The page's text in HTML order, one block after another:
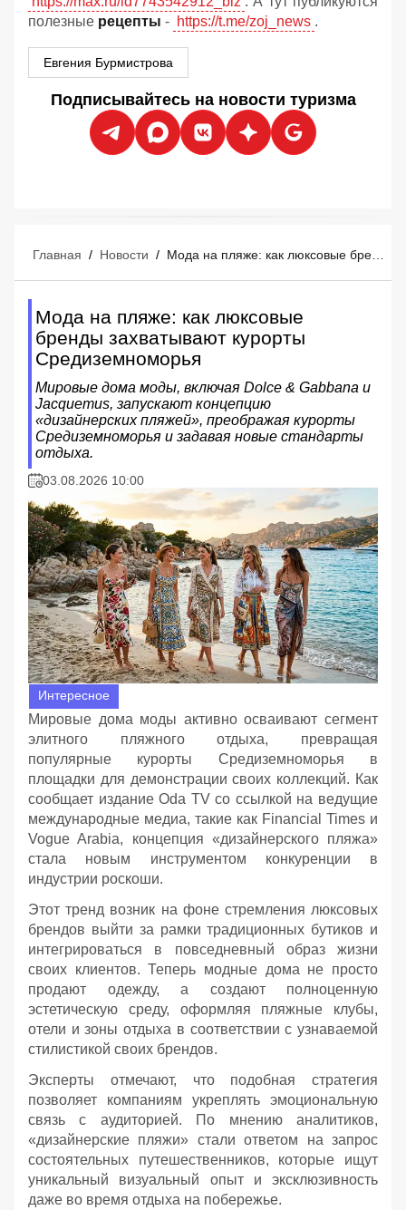
полезные рецепты - https://t.me/zoj_news .
Евгения Бурмистрова
Подписывайтесь на новости туризма
Главная / Новости / Мода на пляже: как люксовые бренды захватывают курорты Средиземноморья
Мода на пляже: как люксовые
бренды захватывают курорты
Средиземноморья
Мировые дома моды, включая Dolce & Gabbana и
Jacquemus, запускают концепцию
«дизайнерских пляжей», преображая курорты
Средиземноморья и задавая новые стандарты
отдыха.
03.08.2026 10:00
Интересное
Мировые дома моды активно осваивают сегмент
элитного пляжного отдыха, превращая
популярные курорты Средиземноморья в
площадки для демонстрации своих коллекций. Как
сообщает издание Oda TV со ссылкой на ведущие
международные медиа, такие как Financial Times и
Vogue Arabia, концепция «дизайнерского пляжа»
стала новым инструментом конкуренции в
индустрии роскоши.
Этот тренд возник на фоне стремления люксовых
брендов выйти за рамки традиционных бутиков и
интегрироваться в повседневный образ жизни
своих клиентов. Теперь модные дома не просто
продают одежду, а создают полноценную
эстетическую среду, оформляя пляжные клубы,
отели и зоны отдыха в соответствии с узнаваемой
стилистикой своих брендов.
Эксперты отмечают, что подобная стратегия
позволяет компаниям укреплять эмоциональную
связь с аудиторией. По мнению аналитиков,
«дизайнерские пляжи» стали ответом на запрос
состоятельных путешественников, которые ищут
уникальный визуальный опыт и эксклюзивность
даже во время отдыха на побережье.